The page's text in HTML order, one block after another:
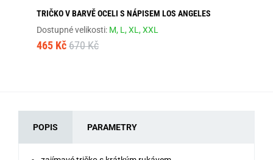
TRIČKO V BARVĚ OCELI S NÁPISEM LOS ANGELES
Dostupné velikosti: M, L,XL,XXL
465 Kč 670 Kč
POPIS PARAMETRY